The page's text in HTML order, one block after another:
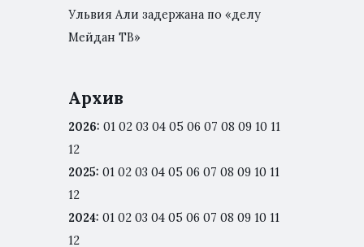
Ульвия Али задержана по «делу
Мейдан ТВ»
Архив
2026: 01 02 03 04 05 06 07 08 09 10 11
12
2025: 01 02 03 04 05 06 07 08 09 10 11
12
2024: 01 02 03 04 05 06 07 08 09 10 11
12